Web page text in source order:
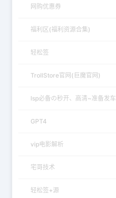
网购优惠券
福利区(福利资源合集)
轻松签
TrollStore官网(巨魔官网)
lsp必备の秒开、高清~准备发车
GPT4
vip电影解析
宅哥技术
轻松签+源